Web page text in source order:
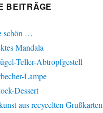
BEITRÄGE
schön …
Mandala
Teller-Abtropfgestell
Lampe
Dessert
aus recycelten Grußkarten